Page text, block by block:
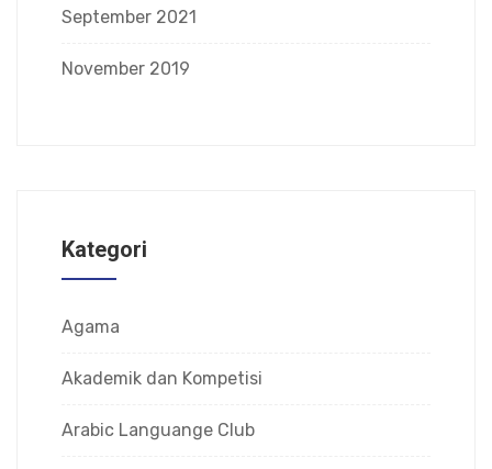
September 2021
November 2019
Kategori
Agama
Akademik dan Kompetisi
Arabic Languange Club